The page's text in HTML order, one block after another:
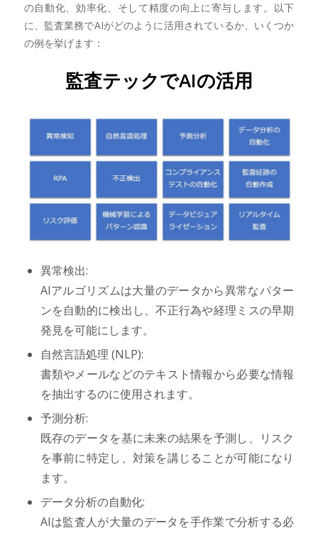
の自動化、効率化、そして精度の向上に寄与します。以下
に、監査業務でAIがどのように活用されているか、いくつか
の例を挙げます：
監査テックでAIの活用
異常検出:
AIアルゴリズムは大量のデータから異常なパター
ンを自動的に検出し、不正行為や経理ミスの早期
発見を可能にします。
自然言語処理 (NLP):
書類やメールなどのテキスト情報から必要な情報
を抽出するのに使用されます。
予測分析:
既存のデータを基に未来の結果を予測し、リスク
を事前に特定し、対策を講じることが可能になり
ます。
データ分析の自動化:
AIは監査人が大量のデータを手作業で分析する必